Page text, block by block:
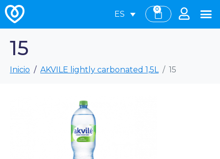
ES
0
15
Inicio AKVILE lightly carbonated 1,5L 15